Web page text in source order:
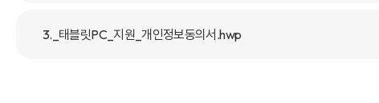
3._태블릿PC_지원_개인정보동의서.hwp